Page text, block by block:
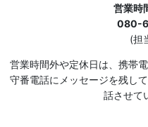
営業時
080-
(担
営業時間外や定休日は、携帯
守番電話にメッセージを残し
話させて